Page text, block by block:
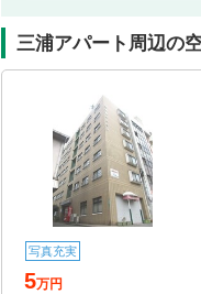
三浦アパート周辺の
写真充実
5万円